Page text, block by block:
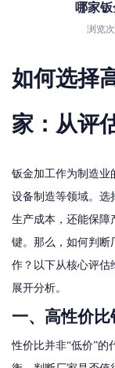
哪家
浏览次
如何选择
家：从评
钣金加工作为制造业
设备制造等领域。选
生产成本，还能保障
键。那么，如何判断
作？以下从核心评估
展开分析。
一、高性价
性价比并非“低价”的